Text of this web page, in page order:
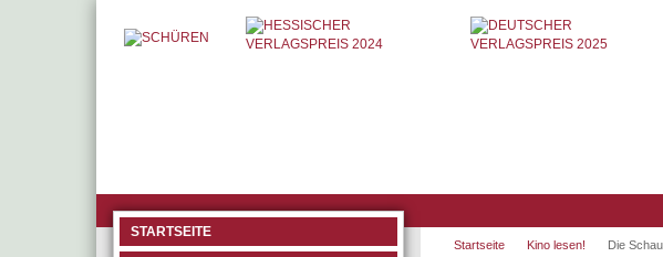
STARTSEITE
Startseite Kino lesen! Die